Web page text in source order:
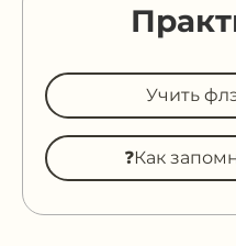
Учить
❓Как